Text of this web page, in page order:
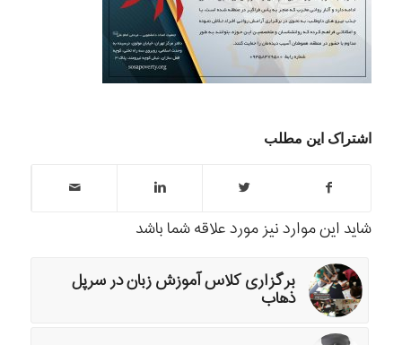
اشتراک این مطلب
شاید این موارد نیز مورد علاقه شما باشد
برگزاری کلاس آموزش زبان در سرپل
ذهاب